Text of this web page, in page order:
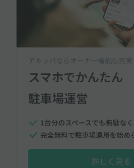
アキッパならオーナー機能も充実
スマホでかんたん
駐車場運営
1台分のスペースでも無駄な
完全無料で駐車場運用を始め
詳しく見る